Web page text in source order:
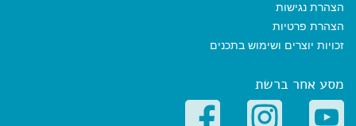
הצהרת נגישות
הצהרת פרטיות
זכויות יוצרים ושימוש בתכנים
מסע אחר ברשת